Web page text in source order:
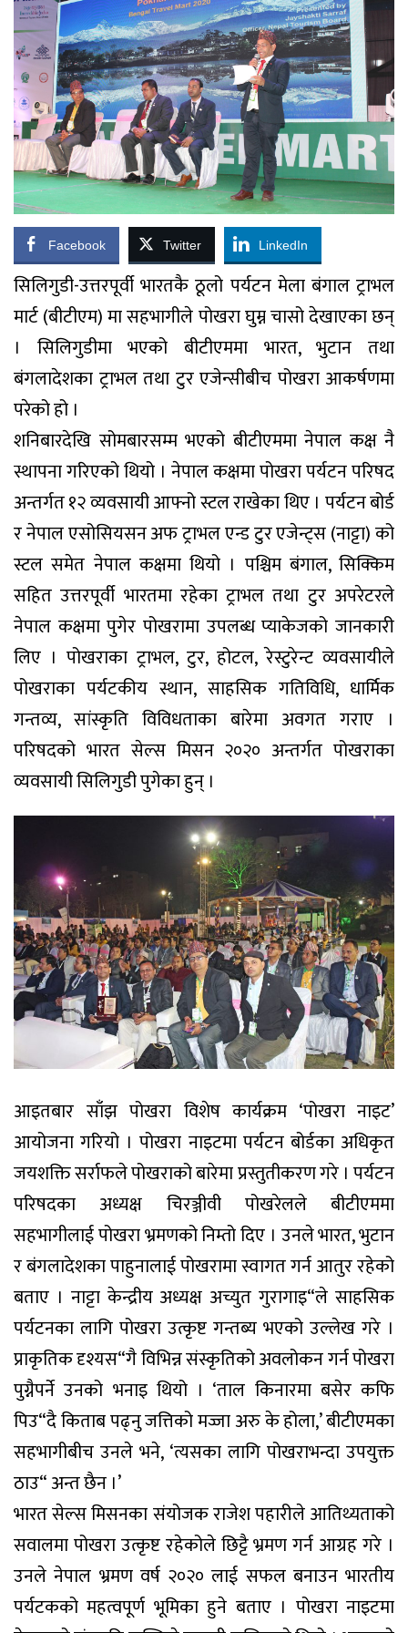
Facebook Twitter LinkedIn
सिलिगुडी-उत्तरपूर्वी भारतकै ठूलो पर्यटन मेला बंगाल ट्राभल
मार्ट (बीटीएम) मा सहभागीले पोखरा घुम्न चासो देखाएका छन्
। सिलिगुडीमा भएको बीटीएममा भारत, भुटान तथा
बंगलादेशका ट्राभल तथा टुर एजेन्सीबीच पोखरा आकर्षणमा
परेको हो ।
शनिबारदेखि सोमबारसम्म भएको बीटीएममा नेपाल कक्ष नै
स्थापना गरिएको थियो । नेपाल कक्षमा पोखरा पर्यटन परिषद
अन्तर्गत १२ व्यवसायी आफ्नो स्टल राखेका थिए । पर्यटन बोर्ड
र नेपाल एसोसियसन अफ ट्राभल एन्ड टुर एजेन्ट्स (नाट्टा) को
स्टल समेत नेपाल कक्षमा थियो । पश्चिम बंगाल, सिक्किम
सहित उत्तरपूर्वी भारतमा रहेका ट्राभल तथा टुर अपरेटरले
नेपाल कक्षमा पुगेर पोखरामा उपलब्ध प्याकेजको जानकारी
लिए । पोखराका ट्राभल, टुर, होटल, रेस्टुरेन्ट व्यवसायीले
पोखराका पर्यटकीय स्थान, साहसिक गतिविधि, धार्मिक
गन्तव्य, सांस्कृति विविधताका बारेमा अवगत गराए ।
परिषदको भारत सेल्स मिसन २०२० अन्तर्गत पोखराका
व्यवसायी सिलिगुडी पुगेका हुन् ।
आइतबार साँझ पोखरा विशेष कार्यक्रम ‘पोखरा नाइट’
आयोजना गरियो । पोखरा नाइटमा पर्यटन बोर्डका अधिकृत
जयशक्ति सर्राफले पोखराको बारेमा प्रस्तुतीकरण गरे । पर्यटन
परिषदका अध्यक्ष चिरञ्जीवी पोखरेलले बीटीएममा
सहभागीलाई पोखरा भ्रमणको निम्तो दिए । उनले भारत, भुटान
र बंगलादेशका पाहुनालाई पोखरामा स्वागत गर्न आतुर रहेको
बताए । नाट्टा केन्द्रीय अध्यक्ष अच्युत गुरागाइ“ले साहसिक
पर्यटनका लागि पोखरा उत्कृष्ट गन्तब्य भएको उल्लेख गरे ।
प्राकृतिक दृश्यस“गै विभिन्न संस्कृतिको अवलोकन गर्न पोखरा
पुग्नैपर्ने उनको भनाइ थियो । ‘ताल किनारमा बसेर कफि
पिउ“दै किताब पढ्नु जत्तिको मज्जा अरु के होला,’ बीटीएमका
सहभागीबीच उनले भने, ‘त्यसका लागि पोखराभन्दा उपयुक्त
ठाउ“ अन्त छैन ।’
भारत सेल्स मिसनका संयोजक राजेश पहारीले आतिथ्यताको
सवालमा पोखरा उत्कृष्ट रहेकोले छिट्टै भ्रमण गर्न आग्रह गरे ।
उनले नेपाल भ्रमण वर्ष २०२० लाई सफल बनाउन भारतीय
पर्यटकको महत्वपूर्ण भूमिका हुने बताए । पोखरा नाइटमा